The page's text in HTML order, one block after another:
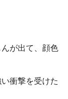
が出て、顔色
衝撃を受けた